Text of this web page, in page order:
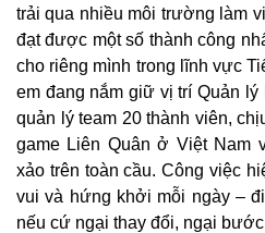
trải qua nhiều môi trường làm
đạt được một số thành công
cho riêng mình trong lĩnh vực
em đang nắm giữ vị trí Quản
quản lý team 20 thành viên,
game Liên Quân ở Việt Nam
xảo trên toàn cầu. Công việc
vui và hứng khởi mỗi ngày –
nếu cứ ngại thay đổi, ngại